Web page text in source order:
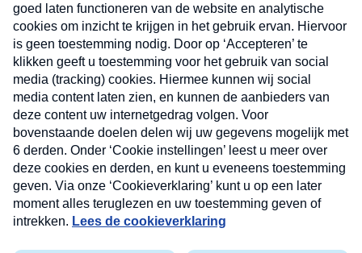
Verzend
Nieuwsbrief
Neem hier een gratis abonnement op onze
nieuwsbrief. Elke vrijdag- en dinsdagochtend in uw